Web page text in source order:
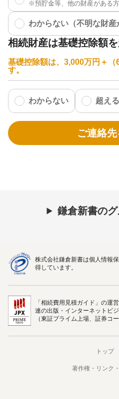
わからない（不明な財産
相続財産は基礎控除額
基礎控除額は、3,000万円＋
す。
わからない 超える
ご連絡
鎌倉新書の
株式会社鎌倉新書は個人情報
得しています。
「相続費用見積ガイド」の運
連の出版・インターネットビ
（東証プライム上場、証券コ
トップ
著作権・リンク